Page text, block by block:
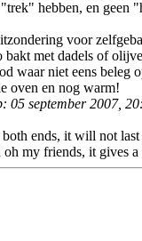
hebben, en geen
voor
bakt met dadels of
waar niet eens beleg
oven en nog warm!
05 september 2007,
ends, it will not
oh my friends, it gives